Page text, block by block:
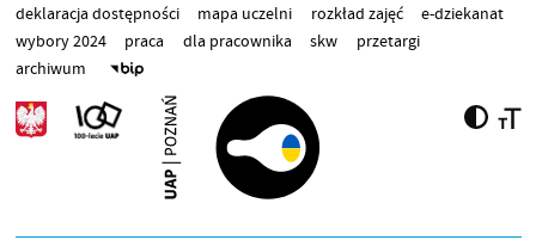
Przejdź do treści
deklaracja dostępności mapa uczelni rozkład zajęć
e-dziekanat
wybory 2024
praca dla pracownika skw
przetargi
archiwum